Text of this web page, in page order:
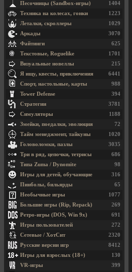
1404
Песочницы (Sandbox-игры)
1223
Техника на колесах, гонки
1029
Леталки, скроллеры
3070
Аркады
625
Файтинги
1701
Текстовые, Roguelike
215
Визуальные новеллы
6441
Я ищу, квесты, приключения
988
Спорт, настольные, карты
394
Tower Defense
3781
Стратегии
1188
Симуляторы
72
Змейки, поедалки, эволюция
1020
Тайм менеджмент, тайкуны
3035
Головоломки, пазлы
686
Три в ряд, цепочки, тетрисы
98
Типа Zuma / Dynomite
316
Игры для детей, обучающие
65
Пинболы, бильярды
1077
Необычные игры
269
Большие игры (Rip, Repack)
691
Ретро-игры (DOS, Win 9x)
272
Игры пользователей
2320
Сетевые / ХотСит
8412
Русские версии игр
130
Игры для взрослых (18+)
399
VR-игры